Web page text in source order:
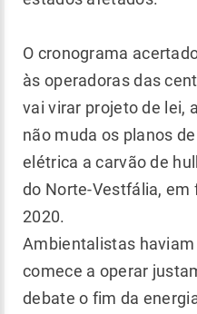
O cronograma
às operadoras das
vai virar projeto de lei,
não muda os planos
elétrica a carvão de
do Norte-Vestfália,
2020.
Ambientalistas
comece a operar
debate o fim da